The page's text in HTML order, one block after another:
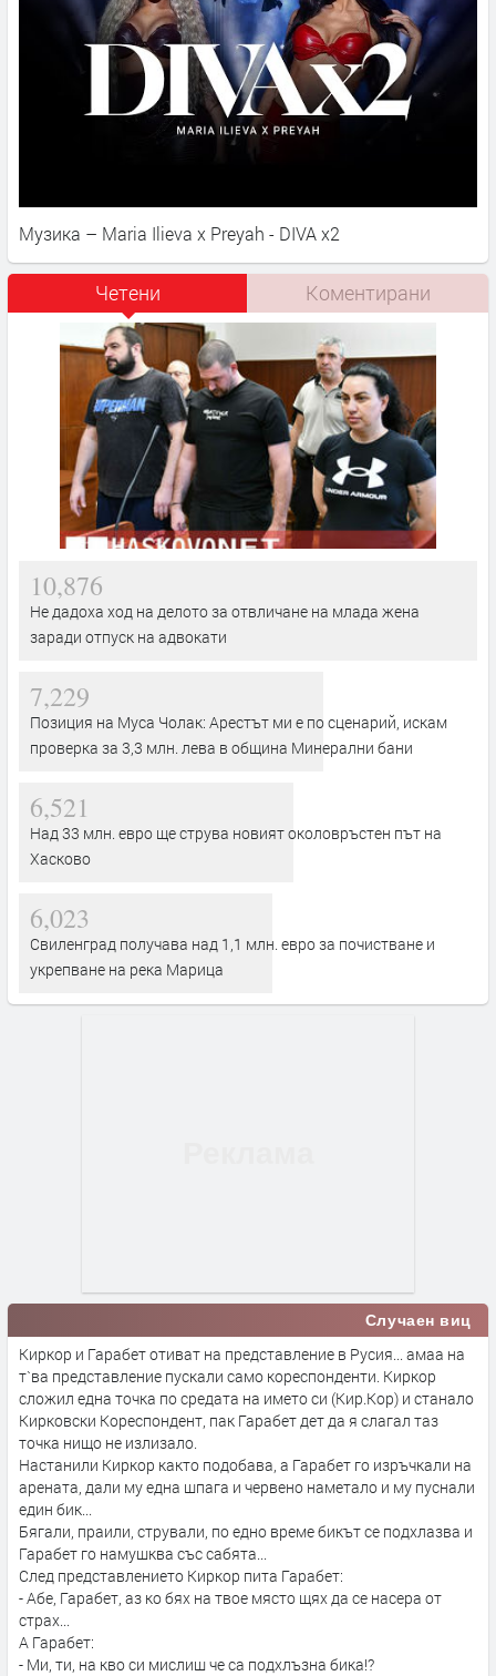
Музика – Maria Ilieva x Preyah - DIVA x2
Четени Коментирани
10,876
Не дадоха ход на делото за отвличане на млада жена
заради отпуск на адвокати
7,229
Позиция на Муса Чолак: Арестът ми е по сценарий, искам
проверка за 3,3 млн. лева в община Минерални бани
6,521
Над 33 млн. евро ще струва новият околовръстен път на
Хасково
6,023
Свиленград получава над 1,1 млн. евро за почистване и
укрепване на река Марица
Случаен виц
Киркор и Гарабет отиват на представление в Русия... амаа на
т`ва представление пускали само кореспонденти. Киркор
сложил една точка по средата на името си (Кир.Кор) и станало
Кирковски Кореспондент, пак Гарабет дет да я слагал таз
точка нищо не излизало.
Настанили Киркор както подобава, а Гарабет го изръчкали на
арената, дали му една шпага и червено наметало и му пуснали
един бик...
Бягали, праили, стрували, по едно време бикът се подхлазва и
Гарабет го намушква със сабята...
След представлението Киркор пита Гарабет:
- Абе, Гарабет, аз ко бях на твое място щях да се насера от
страх...
А Гарабет:
- Ми, ти, на кво си мислиш че са подхлъзна бика!?